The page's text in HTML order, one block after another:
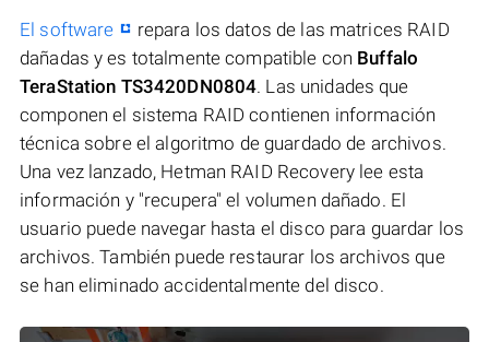
El software
repara los datos de las matrices RAID
dañadas y es totalmente compatible con Buffalo
TeraStation TS3420DN0804. Las unidades que
componen el sistema RAID contienen información
técnica sobre el algoritmo de guardado de archivos.
Una vez lanzado, Hetman RAID Recovery lee esta
información y "recupera" el volumen dañado. El
usuario puede navegar hasta el disco para guardar los
archivos. También puede restaurar los archivos que
se han eliminado accidentalmente del disco.